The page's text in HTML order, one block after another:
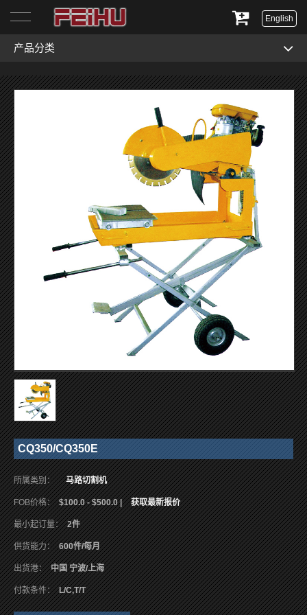
English
产品分类
CQ350/CQ350E
所属类别： 马路切割机
FOB价格： $100.0 - $500.0 | 获取最新报价
最小起订量： 2件
供货能力： 600件/每月
出货港： 中国 宁波/上海
付款条件： L/C,T/T
首页
关于我们